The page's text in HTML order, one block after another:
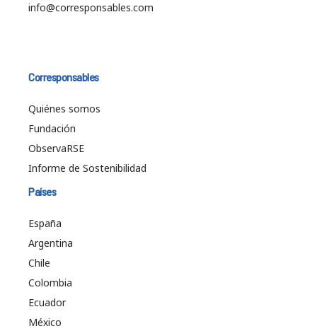
info@corresponsables.com
Corresponsables
Quiénes somos
Fundación
ObservaRSE
Informe de Sostenibilidad
Países
España
Argentina
Chile
Colombia
Ecuador
México